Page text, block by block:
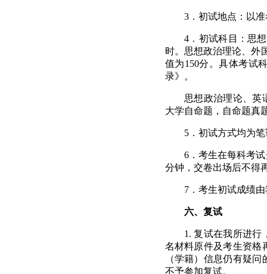
3．初试地点：以
4 ．初试科目：思
时。思想政治理论、外
值为150分。具体考试
录》
。
思想政治理论、英
大学自命题， 自命题真
5．初试方式均为
6．考生在每科考
分钟，交卷出场后不得
7．考生初试成绩
六、复试
1.复试在我所进行
名材料原件及考生资格
（学籍）信息仍有疑
不予参加复试。